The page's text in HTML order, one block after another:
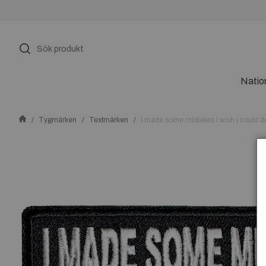
Tygmärken Textmärken I made some mistakes i wish i could